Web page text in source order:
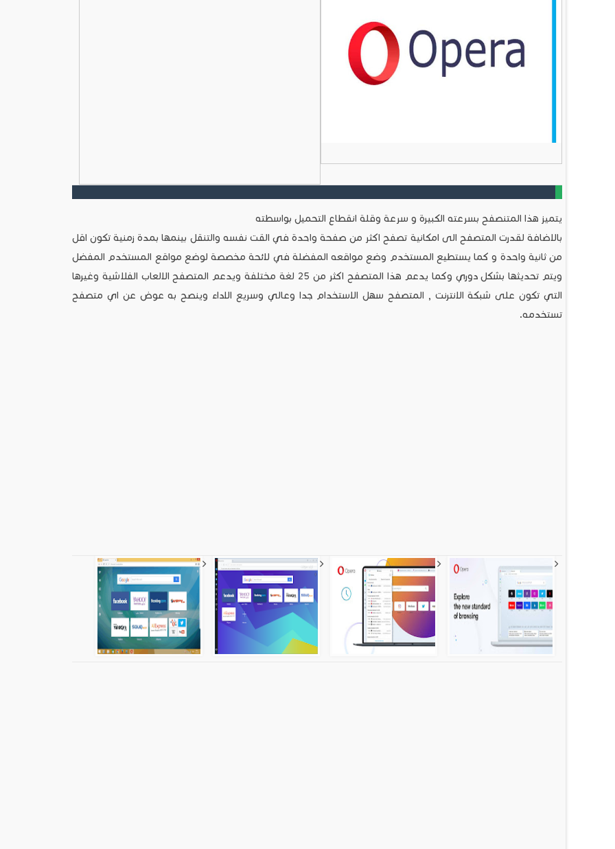
يتميز هذا المتنصفح بسرعته الكبيرة و سرعة وقلة انقطاع التحميل بواسطته
بالاضافة لقدرت المتصفح الى امكانية تصفح اكثر من صفحة واحدة في القت نفسه والتنقل بينمها بمدة زمنية تكون اقل
من ثانية واحدة و كما يستطيع المستخدم وضع مواقعه المفضلة في لائحة مخصصة لوضع مواقع المستخدم المفضل
ويتم تحديثها بشكل دوري وكما يدعم هذا المتصفح اكثر من 25 لغة مختلفة ويدعم المتصفح الالعاب الفلاشية وغيرها
التي تكون على شبكة الانترنت , المتصفح سهل الاستخدام جدا وعالي وسريع الاداء وينصح به عوض عن اي متصفح
تستخدمه.